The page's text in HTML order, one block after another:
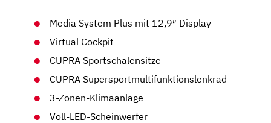
Media System Plus mit 12,9″ Display
Virtual Cockpit
CUPRA Sportschalensitze
CUPRA Supersportmultifunktionslenkrad
3-Zonen-Klimaanlage
Voll-LED-Scheinwerfer